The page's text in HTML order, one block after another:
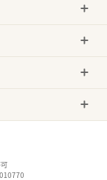
010770